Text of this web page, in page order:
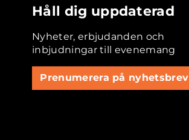
Håll dig uppdaterad
Nyheter, erbjudanden och
inbjudningar till evenemang
Prenumerera på nyhetsbrev